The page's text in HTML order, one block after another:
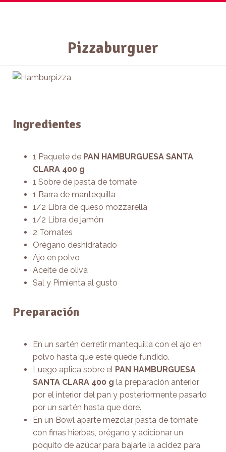
Sostenibilidad
Contáctanos
Línea Ética
Pizzaburguer
Ingredientes
1 Paquete de PAN HAMBURGUESA SANTA
CLARA 400 g
1 Sobre de pasta de tomate
1 Barra de mantequilla
1/2 Libra de queso mozzarella
1/2 Libra de jamón
2 Tomates
Orégano deshidratado
Ajo en polvo
Aceite de oliva
Sal y Pimienta al gusto
Preparación
En un sartén derretir mantequilla con el ajo en
polvo hasta que este quede fundido.
Luego aplica sobre el PAN HAMBURGUESA
SANTA CLARA 400 g la preparación anterior
por el interior del pan y posteriormente pasarlo
por un sartén hasta que dore.
En un Bowl aparte mezclar pasta de tomate
con finas hierbas, orégano y adicionar un
poquito de azúcar para bajarle la acidez para